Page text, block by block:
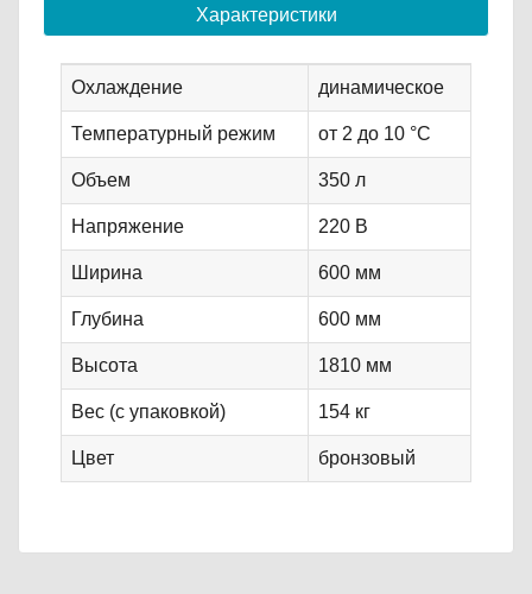
Характеристики
Охлаждение динамическое
Температурный режим от 2 до 10 °С
Объем 350 л
Напряжение 220 В
Ширина 600 мм
Глубина 600 мм
Высота 1810 мм
Вес (с упаковкой) 154 кг
Цвет бронзовый